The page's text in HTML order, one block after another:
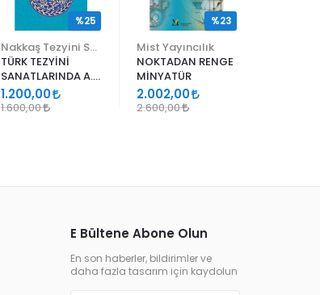
TÜRK TEZYİNİ
SANATLARINDA A.
SÜHEYL ÜNVER VE
YENİ TERKİPLERİ
1.200,00
1.600,00
%25
Mist Yayıncılık
NOKTADAN RENGE
MİNYATÜR
2.002,00
2.600,00
%23
E Bültene Abone Olun
En son haberler, bildirimler ve
daha fazla tasarım için kaydolun